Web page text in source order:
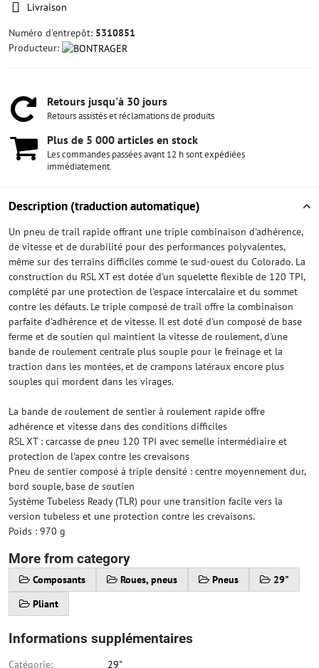
Livraison
Numéro d'entrepôt: 5310851
Producteur:
Retours jusqu'à 30 jours
Retours assistés et réclamations de produits
Plus de 5 000 articles en stock
Les commandes passées avant 12 h sont expédiées
immédiatement.
Description (traduction automatique)
Un pneu de trail rapide offrant une triple combinaison d'adhérence,
de vitesse et de durabilité pour des performances polyvalentes,
même sur des terrains difficiles comme le sud-ouest du Colorado. La
construction du RSL XT est dotée d'un squelette flexible de 120 TPI,
complété par une protection de l'espace intercalaire et du sommet
contre les défauts. Le triple composé de trail offre la combinaison
parfaite d'adhérence et de vitesse. Il est doté d'un composé de base
ferme et de soutien qui maintient la vitesse de roulement, d'une
bande de roulement centrale plus souple pour le freinage et la
traction dans les montées, et de crampons latéraux encore plus
souples qui mordent dans les virages.
La bande de roulement de sentier à roulement rapide offre
adhérence et vitesse dans des conditions difficiles
RSL XT : carcasse de pneu 120 TPI avec semelle intermédiaire et
protection de l'apex contre les crevaisons
Pneu de sentier composé à triple densité : centre moyennement dur,
bord souple, base de soutien
Système Tubeless Ready (TLR) pour une transition facile vers la
version tubeless et une protection contre les crevaisons.
Poids : 970 g
More from category
Composants Roues, pneus Pneus
29"
Pliant
Informations supplémentaires
Catégorie: 29"